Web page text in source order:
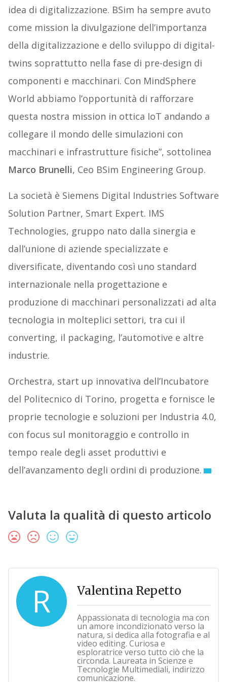
idea di digitalizzazione. BSim ha sempre avuto
come mission la divulgazione dell’importanza
della digitalizzazione e dello sviluppo di digital-
twins soprattutto nella fase di pre-design di
componenti e macchinari. Con MindSphere
World abbiamo l’opportunità di rafforzare
questa nostra mission in ottica IoT andando a
collegare il mondo delle simulazioni con
macchinari e infrastrutture fisiche”, sottolinea
Marco Brunelli, Ceo BSim Engineering Group.
La società è Siemens Digital Industries Software
Solution Partner, Smart Expert. IMS
Technologies, gruppo nato dalla sinergia e
dall’unione di aziende specializzate e
diversificate, diventando così uno standard
internazionale nella progettazione e
produzione di macchinari personalizzati ad alta
tecnologia in molteplici settori, tra cui il
converting, il packaging, l’automotive e altre
industrie.
Orchestra, start up innovativa dell’Incubatore
del Politecnico di Torino, progetta e fornisce le
proprie tecnologie e soluzioni per Industria 4.0,
con focus sul monitoraggio e controllo in
tempo reale degli asset produttivi e
dell’avanzamento degli ordini di produzione.
Valuta la qualità di questo articolo
R Valentina Repetto
Appassionata di tecnologia ma con
un amore incondizionato verso la
natura, si dedica alla fotografia e al
video editing. Curiosa e
esploratrice verso tutto ciò che la
circonda. Laureata in Scienze e
Tecnologie Multimediali, indirizzo
comunicazione.